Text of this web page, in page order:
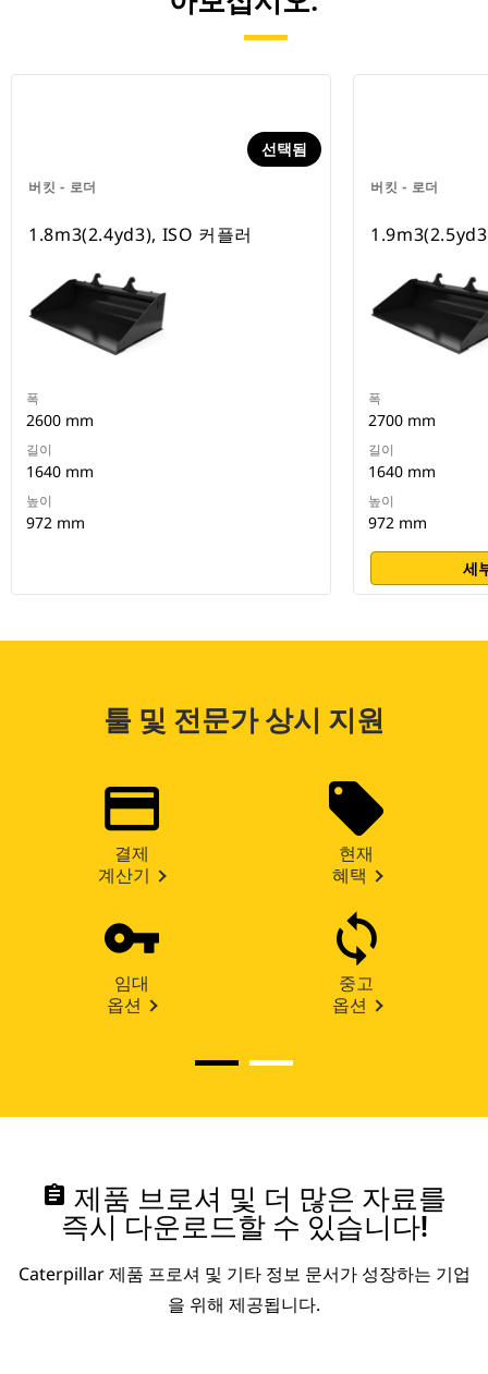
버킷 - 로더
선택됨
1.8m3(2.4yd3), ISO 커플러
폭
2600 mm
길이
1640 mm
높이
972 mm
버킷 - 로더
폭
2700 mm
길이
1640 mm
높이
972 mm
세
툴 및 전문가 상시 지원
결제
계산기
현재
혜택
임대
옵션
중고
옵션
assignment 제품 브로셔 및 더 많은 자료를
즉시 다운로드할 수 있습니다!
Caterpillar 제품 프로셔 및 기타 정보 문서가 성장하는 기업
을 위해 제공됩니다.